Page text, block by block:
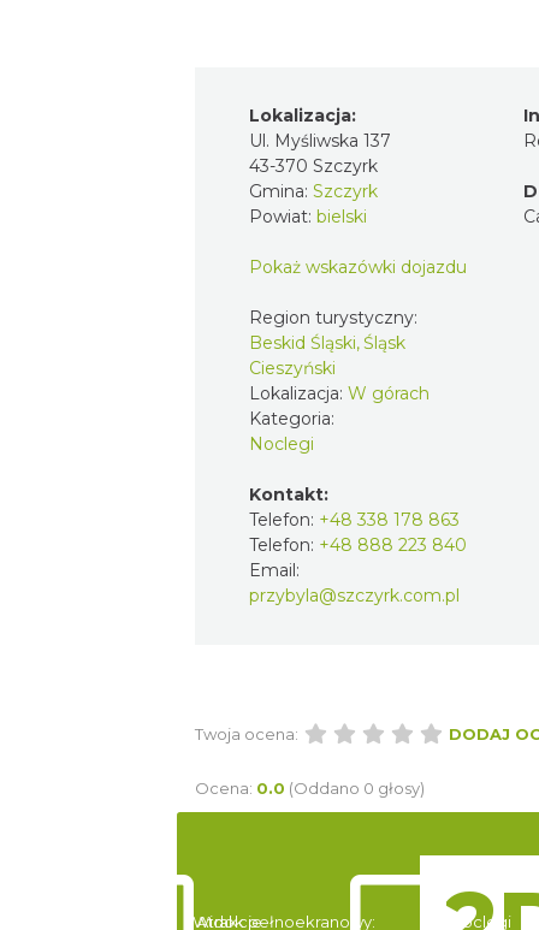
Lokalizacja:
Ul. Myśliwska 137
43-370 Szczyrk
Gmina: Szczyrk
Powiat: bielski
Pokaż wskazówki dojazdu
Region turystyczny:
Beskid Śląski, Śląsk
Cieszyński
Lokalizacja: W górach
Kategoria:
Noclegi
Kontakt:
Telefon: +48 338 178 863
Telefon: +48 888 223 840
Email:
przybyla@szczyrk.com.pl
Twoja ocena: DODAJ
Ocena: 0.0 (Oddano 0 głosy)
Widok pełnoekranowy:
Atrakcje Noclegi